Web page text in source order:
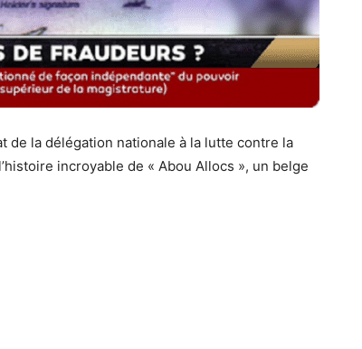
de la délégation nationale à la lutte contre la
incroyable de « Abou Allocs », un belge